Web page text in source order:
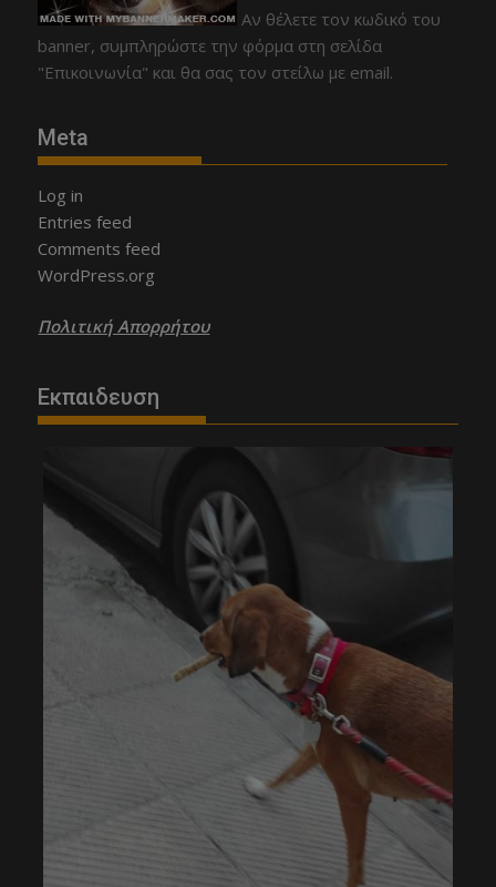
Αν θέλετε τον κωδικό του
banner, συμπληρώστε την φόρμα στη σελίδα
"Επικοινωνία" και θα σας τον στείλω με email.
Meta
Log in
Entries feed
Comments feed
WordPress.org
Πολιτική Απορρήτου
Εκπαιδευση